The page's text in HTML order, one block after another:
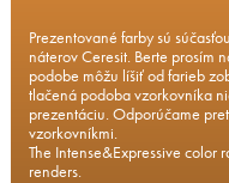
Prezentované farby sú
náterov Ceresit. Berte prosím
podobe môžu líšiť od farieb
tlačená podoba vzorkovníka
prezentáciu. Odporúčame
vzorkovníkmi.
The Intense&Expressive color
renders.